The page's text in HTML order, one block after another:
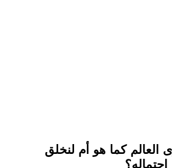
العالم كما هو أم لنخلق
احتماله؟